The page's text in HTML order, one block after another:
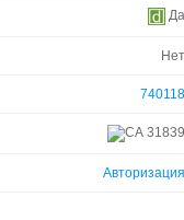
Да
Нет
740118
31839
Авторизация